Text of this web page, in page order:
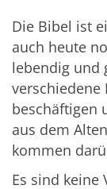
Die Bibel ist
auch heute
lebendig und
beschäftigen
aus dem
kommen
Es sind keine